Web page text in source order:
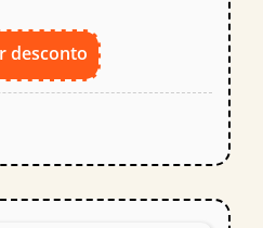
desconto